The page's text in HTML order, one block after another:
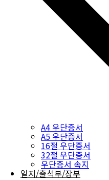
A4 우단증서
A5 우단증서
16절 우단증서
32절 우단증서
우단증서 속지
일지/출석부/장부